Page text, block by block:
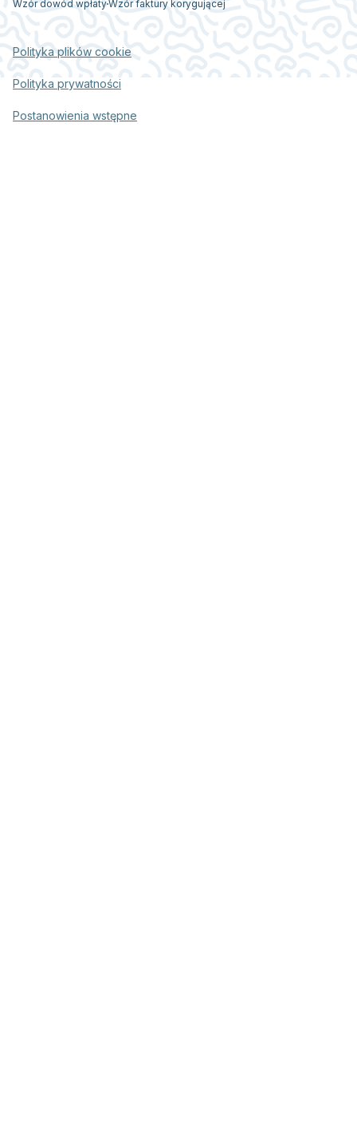
Wzór dowód wpłatyWzór faktury korygującej
Polityka plików cookie
Polityka prywatności
Postanowienia wstępne